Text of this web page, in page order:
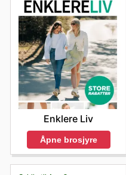
Enklere Liv
Åpne brosjyre